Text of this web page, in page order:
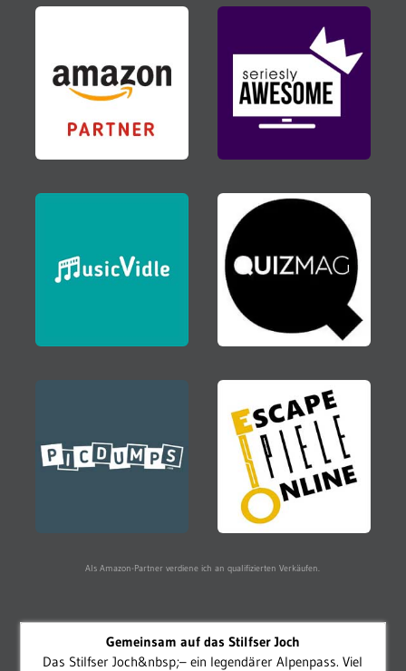
Als Amazon-Partner verdiene ich an qualifizierten Verkäufen.
Gemeinsam auf das Stilfser Joch
Das Stilfser Joch&nbsp;– ein legendärer Alpenpass. Viel